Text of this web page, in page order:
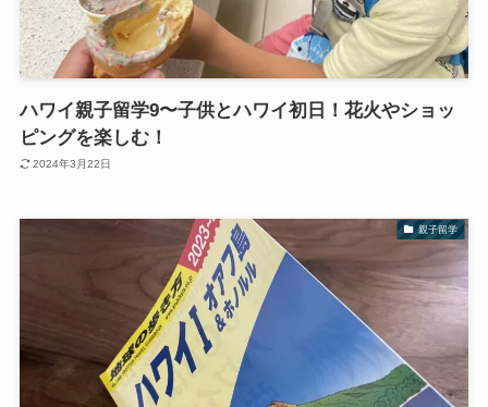
ハワイ親子留学9〜子供とハワイ初日！花火やショッ
ピングを楽しむ！
2024年3月22日
親子留学